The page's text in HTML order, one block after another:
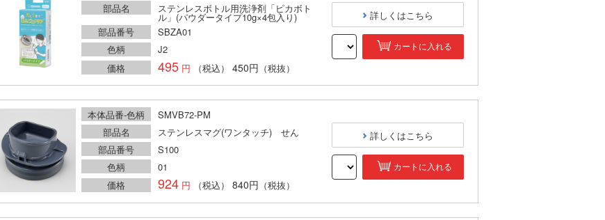
部品名
ステンレスボトル用洗浄剤「ピカボト
ル」(パウダータイプ10g×4包入り)
部品番号
SBZA01
色柄
J2
価格
495 （税込） 450円 （税抜）
詳しくはこちら
カートに入れる
本体品番-色柄
SMVB72-PM
部品名
ステンレスマグ(ワンタッチ) せん
部品番号
S100
色柄
01
価格
924 （税込） 840円 （税抜）
詳しくはこちら
カートに入れる